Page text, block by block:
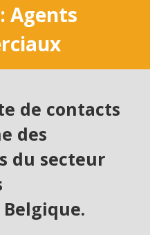
Agents
de contacts
des
du secteur